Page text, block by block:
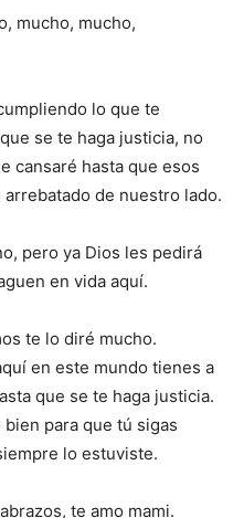
mucho, mucho,
lo que te
se te haga justicia, no
cansaré hasta que esos
de nuestro lado.
pero ya Dios les pedirá
en vida aquí.
te lo diré mucho.
en este mundo tienes a
que se te haga justicia.
para que tú sigas
lo estuviste.
te amo mami.